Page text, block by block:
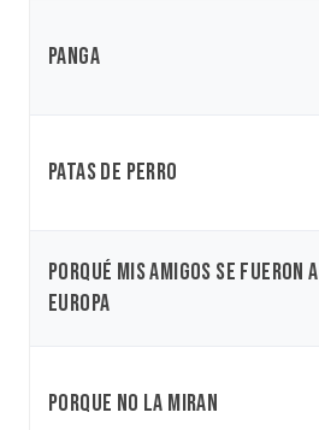
Panga
Patas de perro
Porqué mis amigos se fueron a
Europa
Porque no la miran